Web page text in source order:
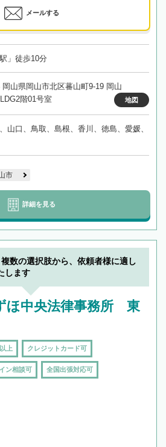
メールする
」徒歩10分
岡山県岡山市北区蕃山町9-19 岡山
階01号室
地図
山口、鳥取、島根、香川、徳島、愛媛、
市
詳細を見る
複数の選択肢から、依頼者様に適し
します
ほ中央法律事務所 東
上 クレジットカード可
ン相談可 全国出張対応可